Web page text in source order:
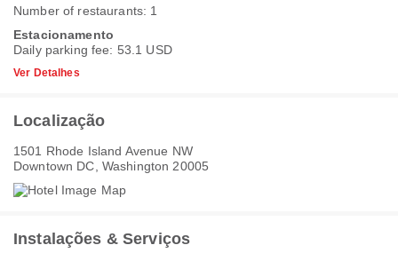
Number of restaurants: 1
Estacionamento
Daily parking fee: 53.1 USD
Ver Detalhes
Localização
1501 Rhode Island Avenue NW
Downtown DC, Washington 20005
Instalações & Serviços